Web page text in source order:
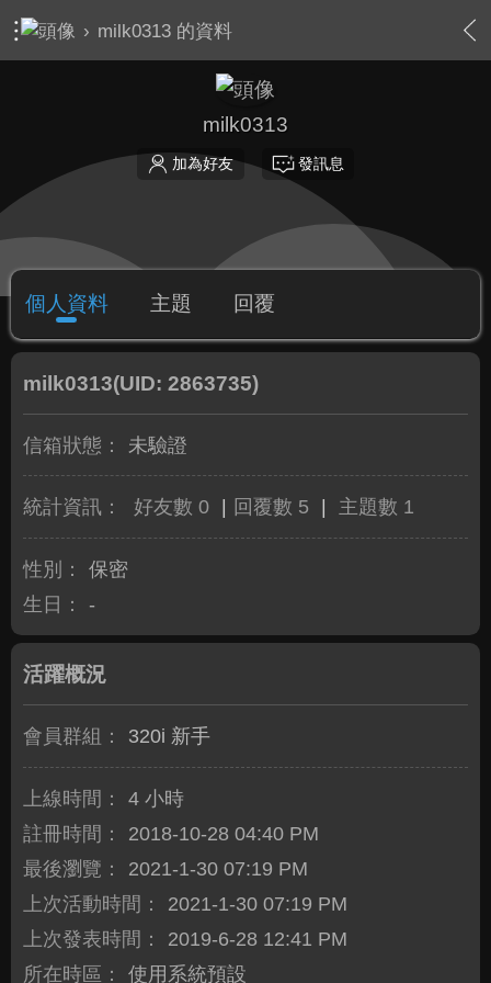
› milk0313 的資料
milk0313
加為好友 發訊息
個人資料 主題 回覆
milk0313(UID: 2863735)
信箱狀態： 未驗證
統計資訊： 好友數 0 回覆數 5 主題數 1
性別：
保密
生日：
-
活躍概況
會員群組： 320i 新手
上線時間：
4 小時
註冊時間：
2018-10-28 04:40 PM
最後瀏覽：
2021-1-30 07:19 PM
上次活動時間：
2021-1-30 07:19 PM
上次發表時間：
2019-6-28 12:41 PM
所在時區：
使用系統預設